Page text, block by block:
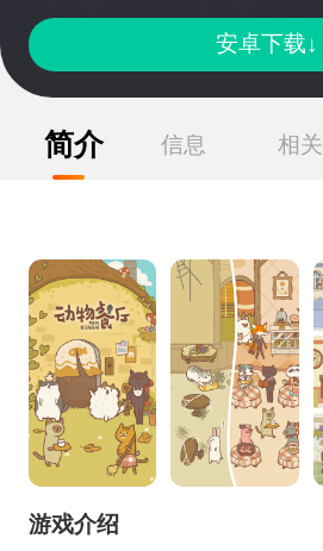
安卓下载↓
简介 信息 相关
游戏介绍